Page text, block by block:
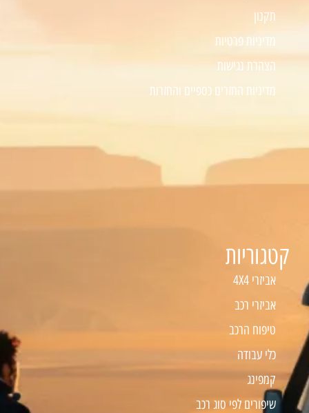
תקנון
מדיניות פרטיות
הצהרת נגישות
מדיניות החזרים כספיים והחזרות
קטגוריות
אביזרי 4X4
אביזרי רכב
טיפוח הרכב
כלי עבודה
קמפינג
שיפורים לפי סוג רכב